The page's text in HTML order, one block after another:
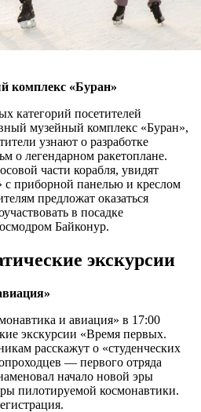
комплекс «Буран»
категорий посетителей
музейный комплекс «Буран»,
узнают о разработке
о легендарном ракетоплане.
части корабля, увидят
с приборной панелью и креслом
предложат оказаться
в посадке
Байконур.
экскурсии
и авиация» в 17:00
экскурсии «Время первых.
расскажут о «студенческих
— первого отряда
начало новой эры
пилотируемой космонавтики.